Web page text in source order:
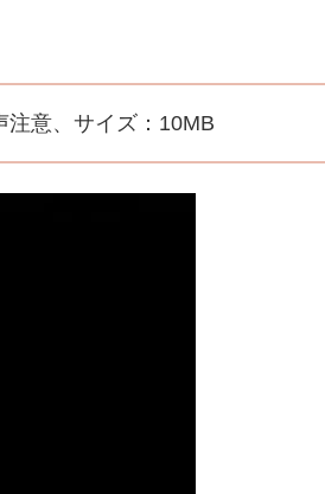
注意、サイズ：10MB